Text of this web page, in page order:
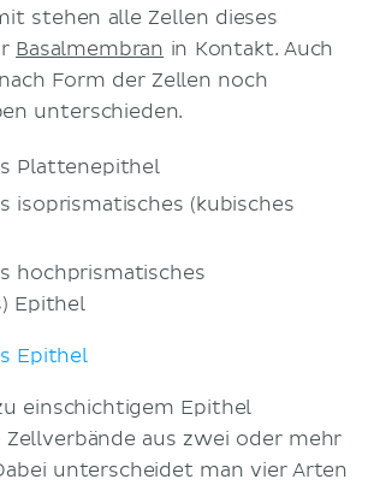
stehen alle Zellen dieses
Basalmembran in Kontakt. Auch
Form der Zellen noch
unterschieden.
Plattenepithel
isoprismatisches (kubisches
hochprismatisches
Epithel
Epithel
einschichtigem Epithel
Zellverbände aus zwei oder mehr
unterscheidet man vier Arten